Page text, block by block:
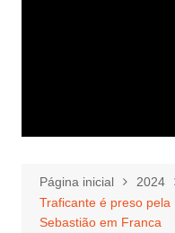
Página inicial 2024
Traficante é preso
Sebastião em Franca